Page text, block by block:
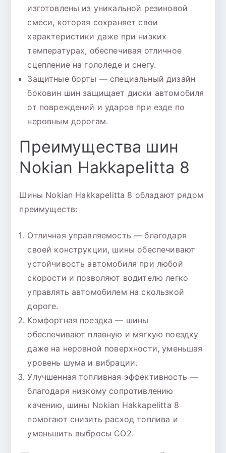
изготовлены из уникальной резиновой
смеси, которая сохраняет свои
характеристики даже при низких
температурах, обеспечивая отличное
сцепление на гололеде и снегу.
Защитные борты — специальный дизайн
боковин шин защищает диски автомобиля
от повреждений и ударов при езде по
неровным дорогам.
Преимущества шин
Nokian Hakkapelitta 8
Шины Nokian Hakkapelitta 8 обладают рядом
преимуществ:
Отличная управляемость — благодаря
своей конструкции, шины обеспечивают
устойчивость автомобиля при любой
скорости и позволяют водителю легко
управлять автомобилем на скользкой
дороге.
Комфортная поездка — шины
обеспечивают плавную и мягкую поездку
даже на неровной поверхности, уменьшая
уровень шума и вибрации.
Улучшенная топливная эффективность —
благодаря низкому сопротивлению
качению, шины Nokian Hakkapelitta 8
помогают снизить расход топлива и
уменьшить выбросы CO2.